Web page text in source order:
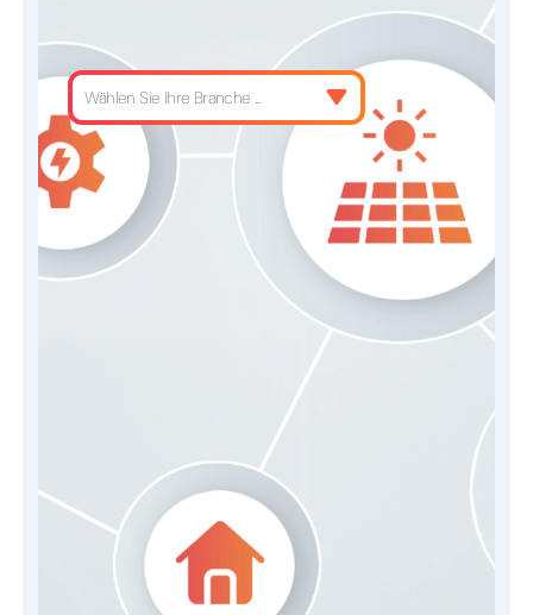
Wählen Sie Ihre Branche ...